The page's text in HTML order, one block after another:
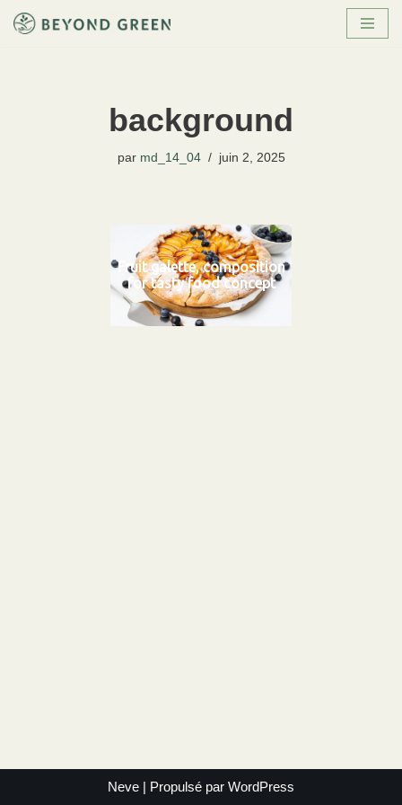
background
par md_14_04 juin 2, 2025
Fruit galette, composition
for tasty food concept
Neve | Propulsé par WordPress